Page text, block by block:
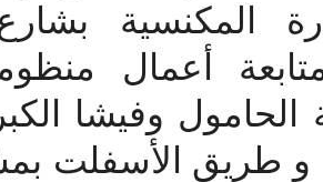
المكنسية بشارع
أعمال منظومة
الحامول وفيشا
طريق الأسفلت